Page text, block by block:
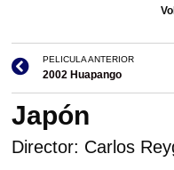
PELICULA ANTERIOR
2002 Huapango
Japón
Director: Carlos